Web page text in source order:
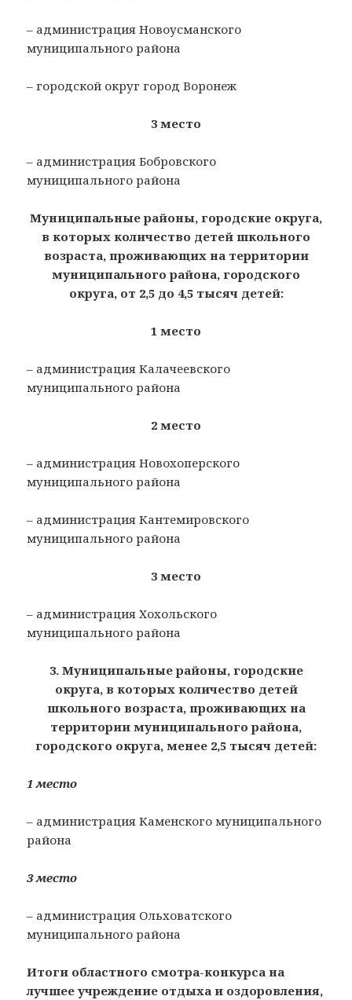
– администрация Новоусманского
муниципального района
– городской округ город Воронеж
3 место
– администрация Бобровского
муниципального района
Муниципальные районы, городские округа,
в которых количество детей школьного
возраста, проживающих на территории
муниципального района, городского
округа, от 2,5 до 4,5 тысяч детей:
1 место
– администрация Калачеевского
муниципального района
2 место
– администрация Новохоперского
муниципального района
– администрация Кантемировского
муниципального района
3 место
– администрация Хохольского
муниципального района
3. Муниципальные районы, городские
округа, в которых количество детей
школьного возраста, проживающих на
территории муниципального района,
городского округа, менее 2,5 тысяч детей:
1 место
– администрация Каменского муниципального
района
3 место
– администрация Ольховатского
муниципального района
Итоги областного смотра-конкурса на
лучшее учреждение отдыха и оздоровления,